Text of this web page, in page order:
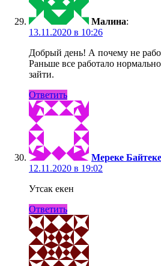
Малина:
13.11.2020 в 10:26
Добрый день! А почему не
Раньше все работало
зайти.
Ответить
Мереке
12.11.2020 в 19:02
Утсак екен
Ответить